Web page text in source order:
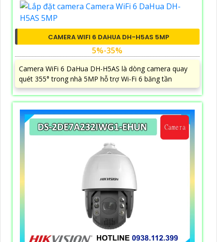
CAMERA WIFI 6 DAHUA DH-H5AS 5MP
5%-35%
Camera WiFi 6 DaHua DH-H5AS là dòng camera quay
quét 355° trong nhà 5MP hỗ trợ Wi-Fi 6 băng tần